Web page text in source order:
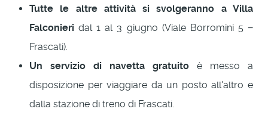
Tutte le altre attività si svolgeranno a Villa
Falconieri dal 1 al 3 giugno (Viale Borromini 5 −
Frascati).
Un servizio di navetta gratuito è messo a
disposizione per viaggiare da un posto all'altro e
dalla stazione di treno di Frascati.